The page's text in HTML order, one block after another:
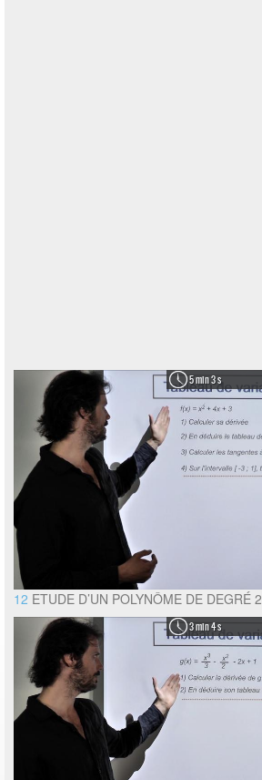
5 min 3 s
12 ETUDE D’UN POLYNÔME DE DEGRÉ 2
3 min 4 s